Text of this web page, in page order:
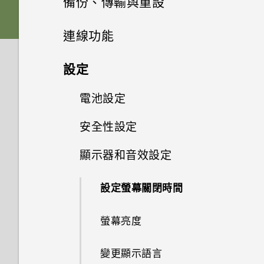
手機無法充電時該怎麼做？
為何電池電力消耗如此快速？
如何使用尋找我的裝置尋找手機
如何在手機與電腦之間複製檔
卡中的相片。我該怎麼做？
有些相片和影片無法備份。該怎
麼做才能從手機備份這些資料？
相片看起來模糊不清嗎？以下有
應用程式
為何氣象時鐘小工具顯示無法取
點選連結時，我的手機為何再也
無法顯示應用程式選項？
我說「嘿，Google」時，
Google Assistant 為何沒有回
強制關閉？
如何知道我是否安裝了惡意的第
三方應用程式？
系統效能
為何手機會自動關機？
手機異常過熱或溫度過高時該怎
麼辦？
如何重新啟動手機以進入安全模
式？
無線與網路
我可以在手機上切換到另一個
做？
如何將手機的網際網路連線分享
腦。檔案存到哪裡去了？
設定與其他
如何找出手機的 IMEI/MEID 和
卡
卸載記憶卡
開啟與關閉手機
主畫面
鎖定螢幕
使用快速設定
調整音量和音效設定
重新啟動 HTC Desire 22 pro
使用手機為其他裝置充電
使用 VIVE Wallet管理加密資產
使用 HTC Desire 22 pro 和
VIVE Flow
防水和防塵
選擇拍攝模式
拍攝相片
場景偵測
拍攝連拍相片
美肌模式
散景模式
HDR
Pro 手動模式模式
貼圖
在相片上新增浮水印
慢動作錄影
錄製縮時影片
拍攝動態相片
通知
應用程式捷徑
切換最近使用的應用程式
同時使用兩個應用程式
使用子母畫面
如何確認應用程式是否支援子母
傳輸
在 HTC Desire 22 pro 和電腦
輸檔案
備份與重設
備份 HTC Desire 22 pro
備份相片和影片
重設網路設定
重設 HTC Desire 22 pro (硬體
連線功能
網際網路連線
連線到 Wi-Fi 網路
開啟或關閉數據連線
開啟或關閉漫遊服務
飛航模式
追蹤行動數據使用量
數據節省模式
無線分享
開啟或關閉藍牙
連接藍牙耳機
與藍牙裝置解除配對
使用藍牙接收檔案
使用 NFC
設定
電池設定
使用省電模式
顯示電池百分比
查看電池用量
在應用程式中啟用背景活動限制
安全性設定
設定螢幕鎖定
設定智慧鎖
指紋感應器
關於臉部辨識解鎖
顯示器和音效設定
設定螢幕關閉時間
螢幕亮度
變更顯示語言